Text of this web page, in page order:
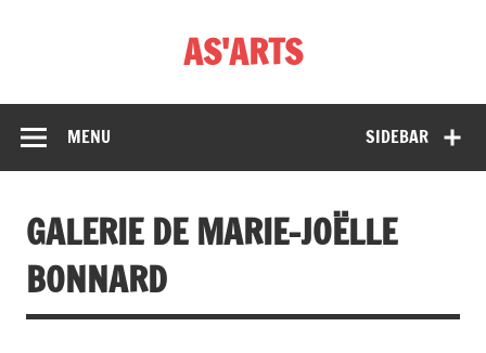
AS'ARTS
SIDEBAR
MENU
GALERIE DE MARIE-JOËLLE
BONNARD